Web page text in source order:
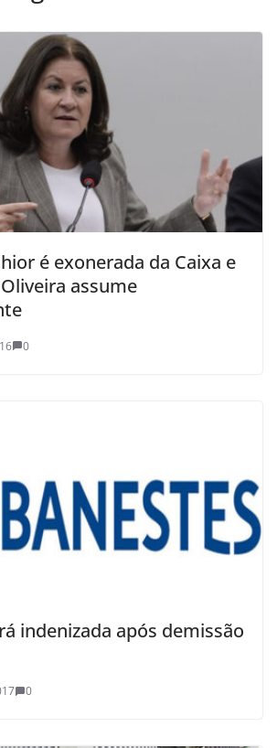
é exonerada da Caixa e
assume
0
indenizada após demissão
0